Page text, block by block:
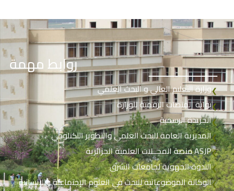
روابط مهمة
❮وزارة التعليم العالي و البحث العلمي
❮بوابة المنصات الرقمية للوزارة
❮الجريدة الرسمية
❮المديرية العامة للبحث العلمي والتطوير التكنلوجي
❮منصة المجــلات العلمية الجزائرية ASJP
❮الندوة الجهوية لجامعات الشرق
❮الوكالة الموضوعاتية للبحث في العلوم الإجتماعية والإنسانية